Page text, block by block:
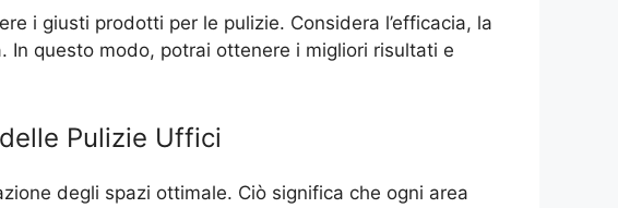
i giusti prodotti per le pulizie. Considera l’efficacia, la
In questo modo, potrai ottenere i migliori risultati e
Pulizie Uffici
degli spazi ottimale. Ciò significa che ogni area